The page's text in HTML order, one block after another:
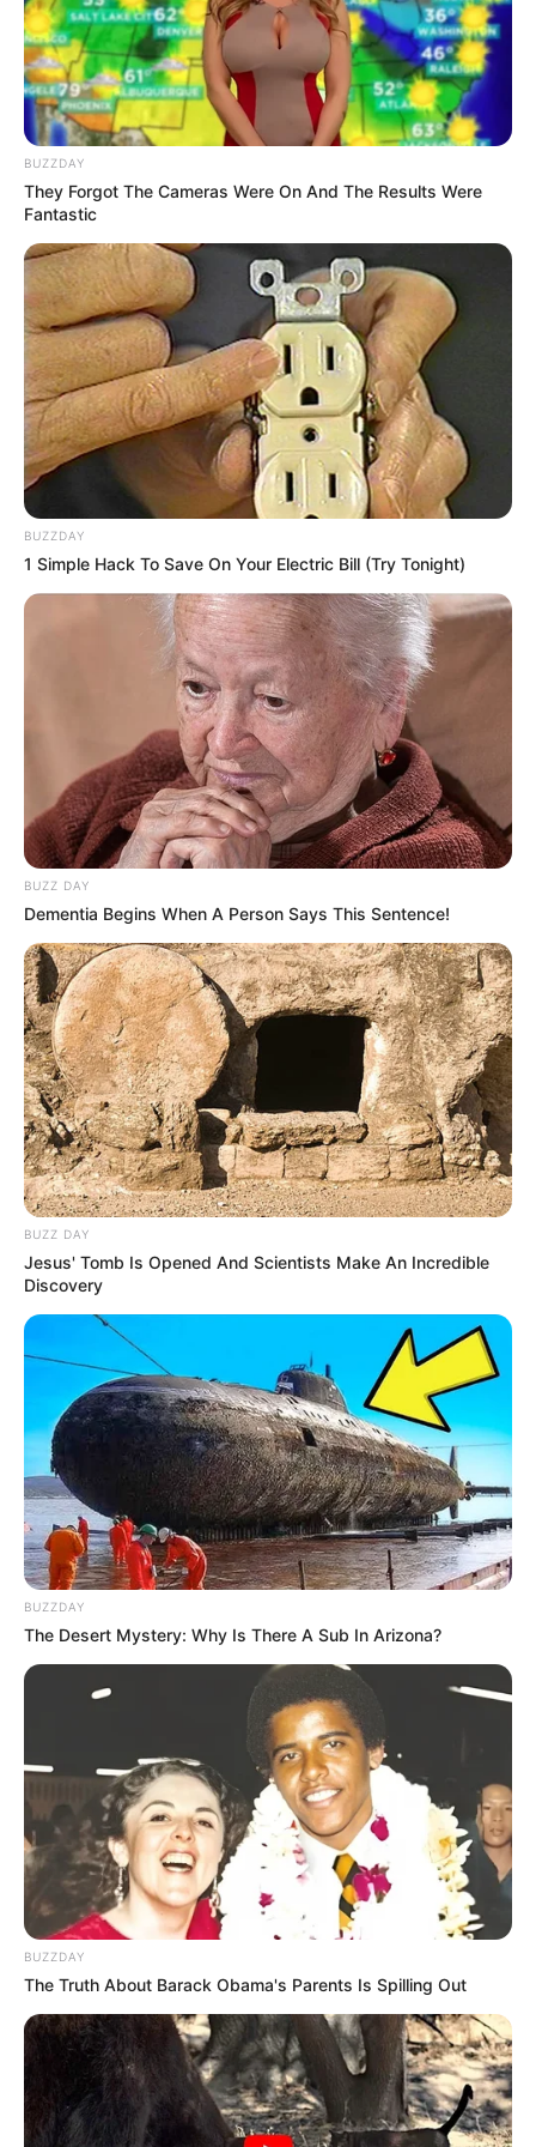
TAGS PENYANYI PENYIAR RADIO RED VELVET WENDY
LIHAT ARTIKEL LAINNYA
Nyimas Ratu Rafa Beby Tsabina
Salshabilla Adriani Haico Van der Veken
BUZZDAY
They Forgot The Cameras Were On And The Results Were
Fantastic
BUZZDAY
1 Simple Hack To Save On Your Electric Bill (Try Tonight)
BUZZ DAY
Dementia Begins When A Person Says This Sentence!
BUZZ DAY
Jesus' Tomb Is Opened And Scientists Make An Incredible
Discovery
BUZZDAY
The Desert Mystery: Why Is There A Sub In Arizona?
BUZZDAY
The Truth About Barack Obama's Parents Is Spilling Out